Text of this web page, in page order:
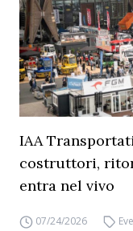
IAA
costruttori,
entra nel vivo
07/24/2026